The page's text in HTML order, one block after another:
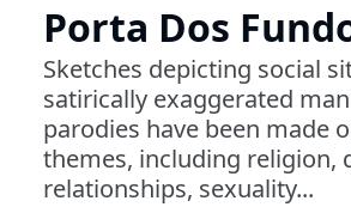
Porta Dos
Sketches depicting social
satirically exaggerated
parodies have been made
themes, including religion,
relationships, sexuality...